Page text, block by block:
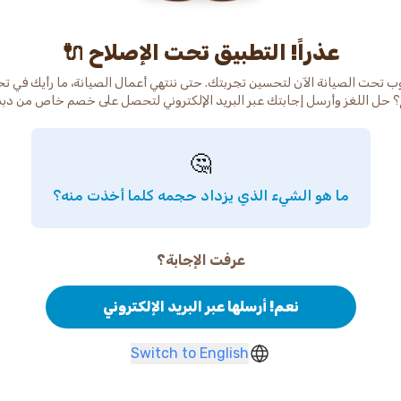
عذراً! التطبيق تحت الإصلاح 🔌
تحت الصيانة الآن لتحسين تجربتك. حتى ننتهي أعمال الصيانة، ما رأيك في
حل اللغز وأرسل إجابتك عبر البريد الإلكتروني لتحصل على خصم خاص من
🤔
ما هو الشيء الذي يزداد حجمه كلما أخذت منه؟
عرفت الإجابة؟
نعم! أرسلها عبر البريد الإلكتروني
Switch to English